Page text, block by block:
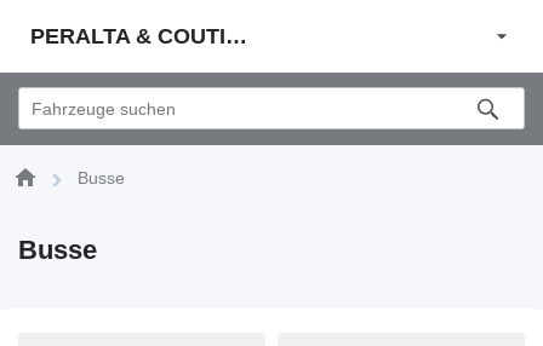
PERALTA & COUTINHO S.A.
Busse
Busse